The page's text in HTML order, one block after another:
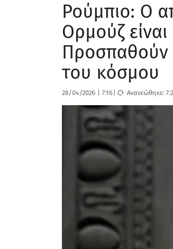
Ρούμπιο: Ο
Ορμούζ
Προσπαθούν
του κόσμου
28/04/2026 7:16 Ανανεώθηκε: